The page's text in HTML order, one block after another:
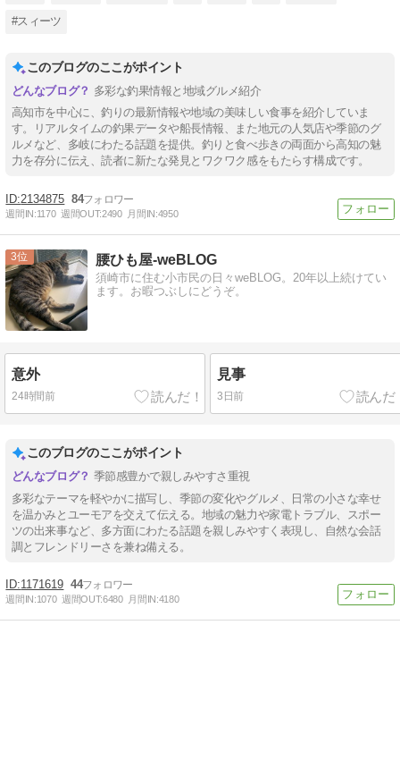
#スィーツ
このブログのここがポイント
多彩な釣果情報と地域グルメ紹介
高知市を中心に、釣りの最新情報や地域の美味しい食事を紹介していま
す。リアルタイムの釣果データや船長情報、また地元の人気店や季節のグ
ルメなど、多岐にわたる話題を提供。釣りと食べ歩きの両面から高知の魅
力を存分に伝え、読者に新たな発見とワクワク感をもたらす構成です。
2134875 84
週間IN:1170 週間OUT:2490 月間IN:4950
3 腰ひも屋-weBLOG
須崎市に住む小市民の日々weBLOG。20年以上続けてい
ます。お暇つぶしにどうぞ。
意外
24時間前
見事
3日前
このブログのここがポイント
季節感豊かで親しみやすさ重視
多彩なテーマを軽やかに描写し、季節の変化やグルメ、日常の小さな幸せ
を温かみとユーモアを交えて伝える。地域の魅力や家電トラブル、スポー
ツの出来事など、多方面にわたる話題を親しみやすく表現し、自然な会話
調とフレンドリーさを兼ね備える。
1171619 44
週間IN:1070 週間OUT:6480 月間IN:4180